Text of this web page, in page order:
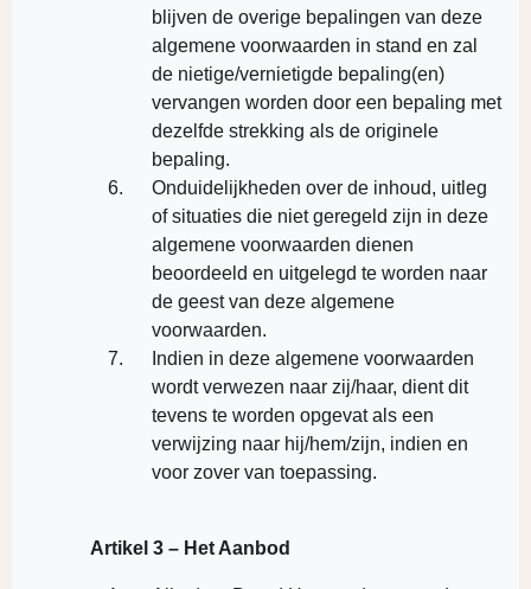
blijven de overige bepalingen van deze
algemene voorwaarden in stand en zal
de nietige/vernietigde bepaling(en)
vervangen worden door een bepaling met
dezelfde strekking als de originele
bepaling.
Onduidelijkheden over de inhoud, uitleg
of situaties die niet geregeld zijn in deze
algemene voorwaarden dienen
beoordeeld en uitgelegd te worden naar
de geest van deze algemene
voorwaarden.
Indien in deze algemene voorwaarden
wordt verwezen naar zij/haar, dient dit
tevens te worden opgevat als een
verwijzing naar hij/hem/zijn, indien en
voor zover van toepassing.
Artikel 3 – Het Aanbod